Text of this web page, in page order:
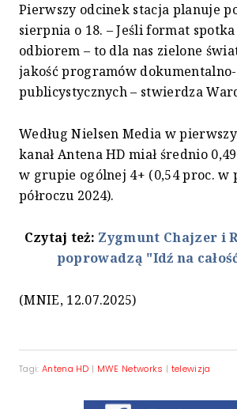
Pierwszy odcinek stacja planuje
sierpnia o 18. – Jeśli format
odbiorem – to dla nas zielone
jakość programów dokumentalno-
publicystycznych – stwierdza
Według Nielsen Media w
kanał Antena HD miał średnio
w grupie ogólnej 4+ (0,54 proc. w
półroczu 2024).
Czytaj też: Zygmunt Chajzer i
poprowadzą "Idź na
(MNIE, 12.07.2025)
Tagi: Antena HD | MWE Networks | telewizja